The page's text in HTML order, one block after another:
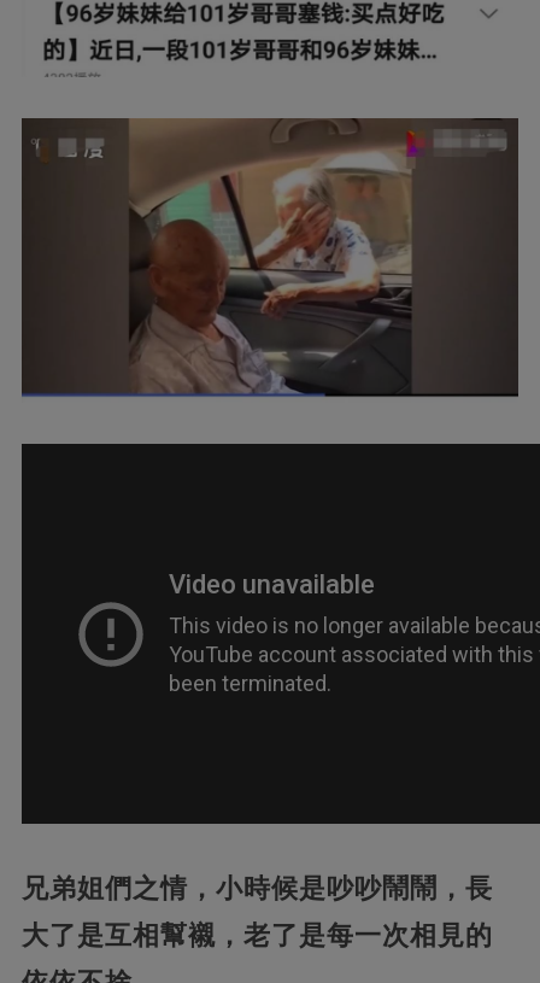
兄弟姐們之情， 小時候是吵吵鬧鬧，長
大了是互相幫襯，老了是每一次相見的